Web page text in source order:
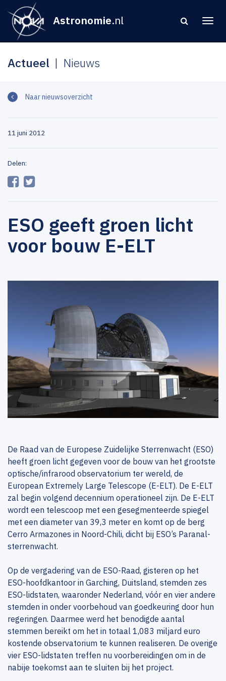
Astronomie.nl
Actueel Nieuws
Naar nieuwsoverzicht
11 juni 2012
Delen:
ESO geeft groen licht
voor bouw E-ELT
De Raad van de Europese Zuidelijke Sterrenwacht (ESO)
heeft groen licht gegeven voor de bouw van het grootste
optische/infrarood observatorium ter wereld, de
European Extremely Large Telescope (E-ELT). De E-ELT
zal begin volgend decennium operationeel zijn. De E-ELT
wordt een telescoop met een gesegmenteerde spiegel
met een diameter van 39,3 meter en komt op de berg
Cerro Armazones in Noord-Chili, dicht bij ESO’s Paranal-
sterrenwacht.
Op de vergadering van de ESO-Raad, gisteren op het
ESO-hoofdkantoor in Garching, Duitsland, stemden zes
ESO-lidstaten, waaronder Nederland, vóór en vier andere
stemden in onder voorbehoud van goedkeuring door hun
regeringen. Daarmee werd het benodigde aantal
stemmen bereikt om het in totaal 1,083 miljard euro
kostende observatorium te kunnen realiseren. De overige
vier ESO-lidstaten treffen nu voorbereidingen om in de
nabije toekomst aan te sluiten bij het project.